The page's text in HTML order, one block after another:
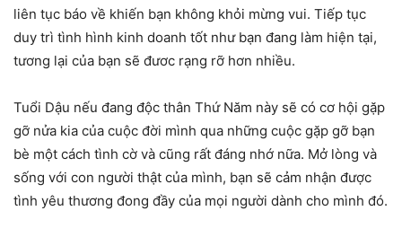
liên tục báo về khiến bạn không khỏi mừng vui. Tiếp tục
duy trì tình hình kinh doanh tốt như bạn đang làm hiện tại,
tương lại của bạn sẽ đươc rạng rỡ hơn nhiều.
Tuổi Dậu nếu đang độc thân Thứ Năm này sẽ có cơ hội gặp
gỡ nửa kia của cuộc đời mình qua những cuộc gặp gỡ bạn
bè một cách tình cờ và cũng rất đáng nhớ nữa. Mở lòng và
sống với con người thật của mình, bạn sẽ cảm nhận được
tình yêu thương đong đầy của mọi người dành cho mình đó.